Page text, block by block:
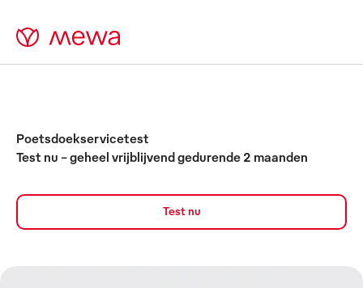
Poetsdoekservicetest
Test nu - geheel vrijblijvend gedurende 2 maanden
Test nu